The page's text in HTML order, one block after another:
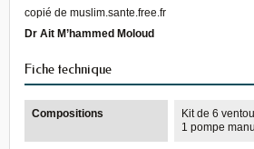
copié de muslim.sante.free.fr
Dr Ait M’hammed Moloud
Fiche technique
Compositions
Kit de 6
1 pompe